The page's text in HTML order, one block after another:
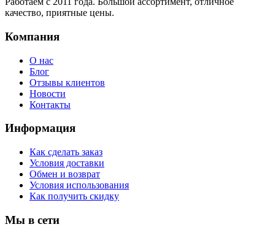
качество, приятные цены.
Компания
О нас
Блог
Отзывы клиентов
Новости
Контакты
Информация
Как сделать заказ
Условия доставки
Обмен и возврат
Условия использования
Как получить скидку
Мы в сети